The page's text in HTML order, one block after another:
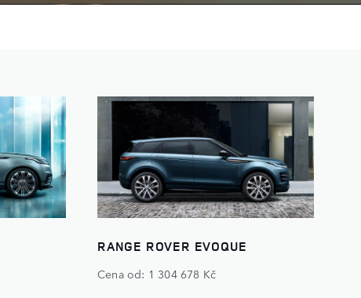
RANGE ROVER EVOQUE
Cena od: 1 304 678 Kč